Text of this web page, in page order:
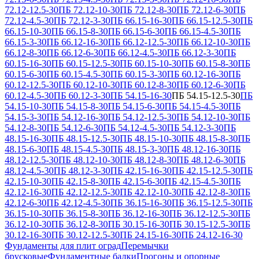
72.12-12.5-30ПБ 72.12-10-30ПБ 72.12-8-30ПБ 72.12-6-30ПБ
72.12-4.5-30ПБ 72.12-3-30ПБ 66.15-16-30ПБ 66.15-12.5-30ПБ
66.15-10-30ПБ 66.15-8-30ПБ 66.15-6-30ПБ 66.15-4.5-30ПБ
66.15-3-30ПБ 66.12-16-30ПБ 66.12-12.5-30ПБ 66.12-10-30ПБ
66.12-8-30ПБ 66.12-6-30ПБ 66.12-4.5-30ПБ 66.12-3-30ПБ
60.15-16-30ПБ 60.15-12.5-30ПБ 60.15-10-30ПБ 60.15-8-30ПБ
60.15-6-30ПБ 60.15-4.5-30ПБ 60.15-3-30ПБ 60.12-16-30ПБ
60.12-12.5-30ПБ 60.12-10-30ПБ 60.12-8-30ПБ 60.12-6-30ПБ
60.12-4.5-30ПБ 60.12-3-30ПБ 54.15-16-30ПБ 54.15-12.5-30ПБ
54.15-10-30ПБ 54.15-8-30ПБ 54.15-6-30ПБ 54.15-4.5-30ПБ
54.15-3-30ПБ 54.12-16-30ПБ 54.12-12.5-30ПБ 54.12-10-30ПБ
54.12-8-30ПБ 54.12-6-30ПБ 54.12-4.5-30ПБ 54.12-3-30ПБ
48.15-16-30ПБ 48.15-12.5-30ПБ 48.15-10-30ПБ 48.15-8-30ПБ
48.15-6-30ПБ 48.15-4.5-30ПБ 48.15-3-30ПБ 48.12-16-30ПБ
48.12-12.5-30ПБ 48.12-10-30ПБ 48.12-8-30ПБ 48.12-6-30ПБ
48.12-4.5-30ПБ 48.12-3-30ПБ 42.15-16-30ПБ 42.15-12.5-30ПБ
42.15-10-30ПБ 42.15-8-30ПБ 42.15-6-30ПБ 42.15-4.5-30ПБ
42.12-16-30ПБ 42.12-12.5-30ПБ 42.12-10-30ПБ 42.12-8-30ПБ
42.12-6-30ПБ 42.12-4.5-30ПБ 36.15-16-30ПБ 36.15-12.5-30ПБ
36.15-10-30ПБ 36.15-8-30ПБ 36.12-16-30ПБ 36.12-12.5-30ПБ
36.12-10-30ПБ 36.12-8-30ПБ 30.15-16-30ПБ 30.15-12.5-30ПБ
30.12-16-30ПБ 30.12-12.5-30ПБ 24.15-16-30ПБ 24.12-16-30
Фундаменты для плит оградПеремычки
брусковыеФундаментные балкиПрогоны и опорные